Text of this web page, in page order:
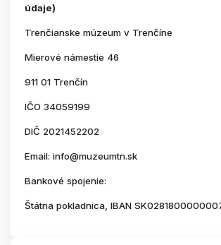
údaje)
Trenčianske múzeum v Trenčíne
Mierové námestie 46
911 01 Trenčín
IČO 34059199
DIČ 2021452202
Email: info@muzeumtn.sk
Bankové spojenie:
Štátna pokladnica, IBAN